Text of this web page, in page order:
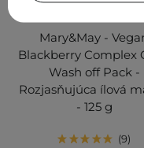
Mary&May -
Blackberry Complex
Wash off Pack -
Rozjasňujúca ílová
- 125 g
9